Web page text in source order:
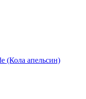
(Кола апельсин)